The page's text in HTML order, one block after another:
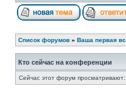
Список форумов » Ваша первая
Кто сейчас на конференции
Сейчас этот форум